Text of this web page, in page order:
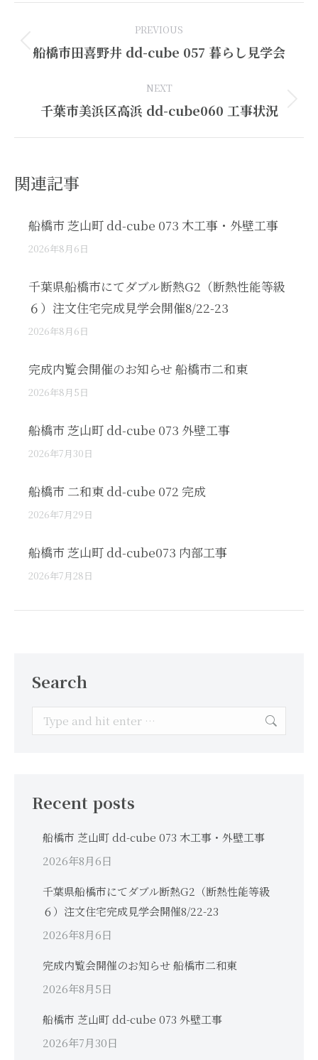
PREVIOUS
Previous
船橋市田喜野井 dd-cube 057 暮らし見学会
NEXT
Next
千葉市美浜区高浜 dd-cube060 工事状況
関連記事
船橋市 芝山町 dd-cube 073 木工事・外壁工事
2026年8月6日
千葉県船橋市にてダブル断熱G2（断熱性能等級
６）注文住宅完成見学会開催8/22-23
2026年8月6日
完成内覧会開催のお知らせ 船橋市二和東
2026年8月5日
船橋市 芝山町 dd-cube 073 外壁工事
2026年7月30日
船橋市 二和東 dd-cube 072 完成
2026年7月29日
船橋市 芝山町 dd-cube073 内部工事
2026年7月28日
Search
Search:
Recent posts
船橋市 芝山町 dd-cube 073 木工事・外壁工事
2026年8月6日
千葉県船橋市にてダブル断熱G2（断熱性能等級
６）注文住宅完成見学会開催8/22-23
2026年8月6日
完成内覧会開催のお知らせ 船橋市二和東
2026年8月5日
船橋市 芝山町 dd-cube 073 外壁工事
2026年7月30日